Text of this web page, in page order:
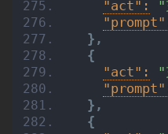
资
源
问
"act":
"
} ,
{
"act":
"
} ,
{